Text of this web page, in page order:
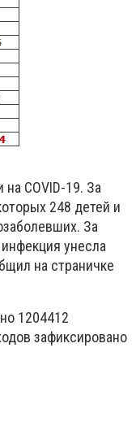
COVID-19. За
248 детей и
За
унесла
на страничке
1204412
зафиксировано